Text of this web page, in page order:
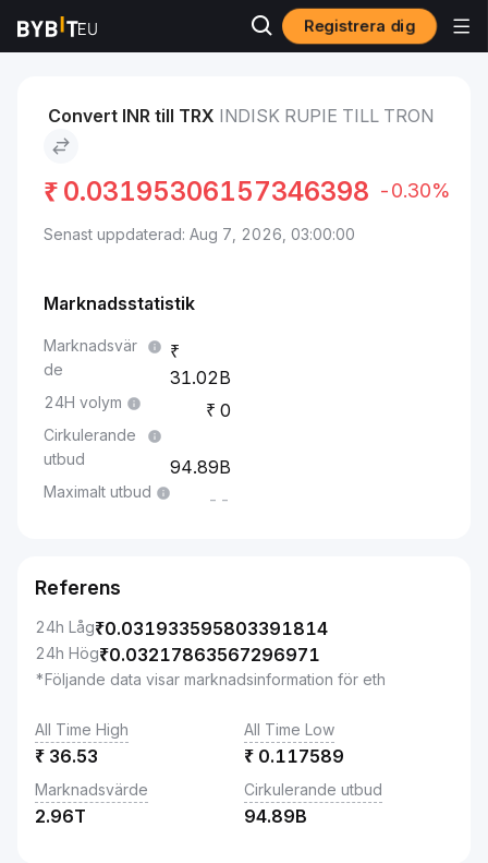
Registrera dig
Marknader Indisk rupie to TRON
Convert INR till TRX INDISK RUPIE TILL TRON
₹ 0.03195306157346398 -0.30%
Senast uppdaterad: Aug 7, 2026, 03:00:00
Marknadsstatistik
Marknadsvär
de
31.02B
24H volym 0
Cirkulerande
utbud
94.89B
Maximalt utbud --
Referens
24h Låg₹0.031933595803391814
24h Hög₹0.03217863567296971
*Följande data visar marknadsinformation för eth
All Time High
₹ 36.53
All Time Low
₹ 0.117589
Marknadsvärde
2.96T
Cirkulerande utbud
94.89B